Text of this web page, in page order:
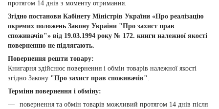
протягом 14 днів з моменту отримання.
Згідно постанови Кабінету Міністрів України «Про реалізацію
окремих положень Закону України "Про захист прав
споживачів"» від 19.03.1994 року № 172. книги належної якості
поверненню не підлягають.
Повернення решти товару:
Книгарня здійснює повернення і обмін товарів належної якості
згідно Закону "Про захист прав споживачів".
Терміни повернення і обміну:
повернення та обмін товарів можливий протягом 14 днів після